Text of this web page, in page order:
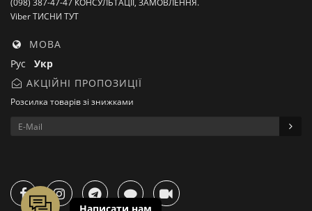
(098) 387-47-47 КОНСУЛЬТАЦІЇ, ЗАМОВЛЕННЯ.
Viber ТИСНИ ТУТ
МОВА
Рус Укр
АКЦІЙНІ ПРОПОЗИЦІЇ
Розсилка товарів зі знижками